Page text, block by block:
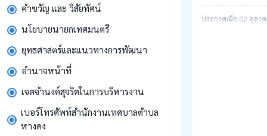
คำขวัญ และ วิสัยทัศน์
นโยบายนายกเทศมนตรี
ยุทธศาสตร์และแนวทางการพัฒนา
อำนาจหน้าที่
เจตจำนงค์สุจริตในการบริหารงาน
เบอร์โทรศัพท์สำนักงานเทศบาลตำบล
หางดง
ประกาศเมื่อ 02 ตุลา